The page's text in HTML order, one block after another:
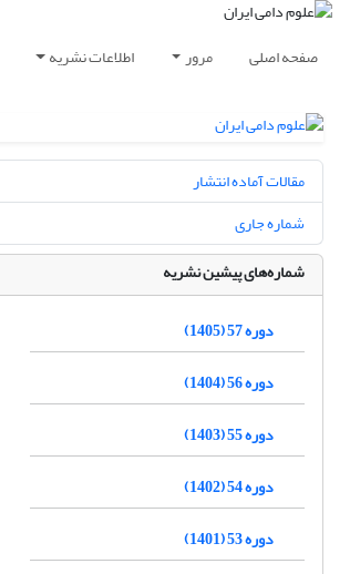
صفحه اصلی مرور اطلاعات نشریه
مقالات آماده انتشار
شماره جاری
شماره‌های پیشین نشریه
دوره 57 (1405)
دوره 56 (1404)
دوره 55 (1403)
دوره 54 (1402)
دوره 53 (1401)